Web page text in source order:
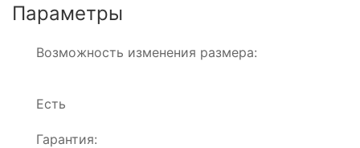
Параметры
Возможность изменения размера:
Есть
Гарантия: